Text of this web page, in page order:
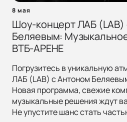
8 мая
Шоу-концерт ЛАБ (LAB)
Беляевым:
ВТБ-АРЕНЕ
Погрузитесь в уникальную
ЛАБ (LAB) с Антоном
Новая программа, свежие
музыкальные решения ждут
Не упустите шанс стать